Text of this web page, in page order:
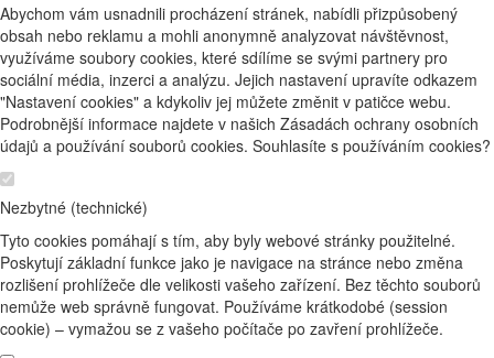
Abychom vám usnadnili procházení stránek, nabídli přizpůsobený
obsah nebo reklamu a mohli anonymně analyzovat návštěvnost,
využíváme soubory cookies, které sdílíme se svými partnery pro
sociální média, inzerci a analýzu. Jejich nastavení upravíte odkazem
"Nastavení cookies" a kdykoliv jej můžete změnit v patičce webu.
Podrobnější informace najdete v našich Zásadách ochrany osobních
údajů a používání souborů cookies. Souhlasíte s používáním cookies?
Nezbytné (technické)
Tyto cookies pomáhají s tím, aby byly webové stránky použitelné.
Poskytují základní funkce jako je navigace na stránce nebo změna
rozlišení prohlížeče dle velikosti vašeho zařízení. Bez těchto souborů
nemůže web správně fungovat. Používáme krátkodobé (session
cookie) – vymažou se z vašeho počítače po zavření prohlížeče.